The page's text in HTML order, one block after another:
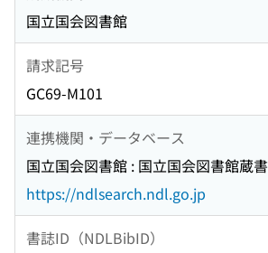
国立国会図書館
請求記号
GC69-M101
連携機関・データベース
国立国会図書館 : 国立国会図書館蔵書
https://ndlsearch.ndl.go.jp
書誌ID（NDLBibID）